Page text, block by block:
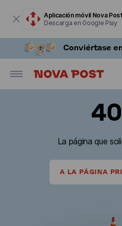
Aplicación móvil Nova Post
Descarga en Google Play
La página que
A LA PÁGINA